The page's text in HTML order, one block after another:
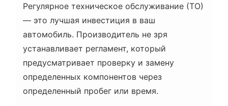
Регулярное техническое обслуживание (ТО)
— это лучшая инвестиция в ваш
автомобиль. Производитель не зря
устанавливает регламент, который
предусматривает проверку и замену
определенных компонентов через
определенный пробег или время.